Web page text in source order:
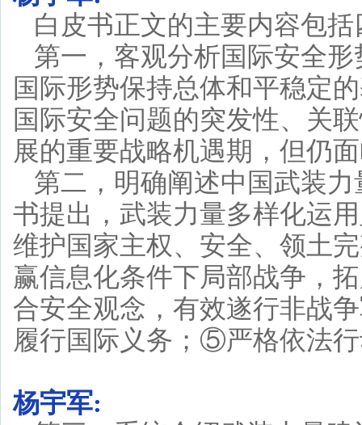
白皮书正文的主要内容包
第一，客观分析国际安全
国际形势保持总体和平稳定
国际安全问题的突发性、关
展的重要战略机遇期，但仍
第二，明确阐述中国武装
书提出，武装力量多样化运
维护国家主权、安全、领土
赢信息化条件下局部战争，
合安全观念，有效遂行非战
履行国际义务；⑤严格依法
杨宇军: